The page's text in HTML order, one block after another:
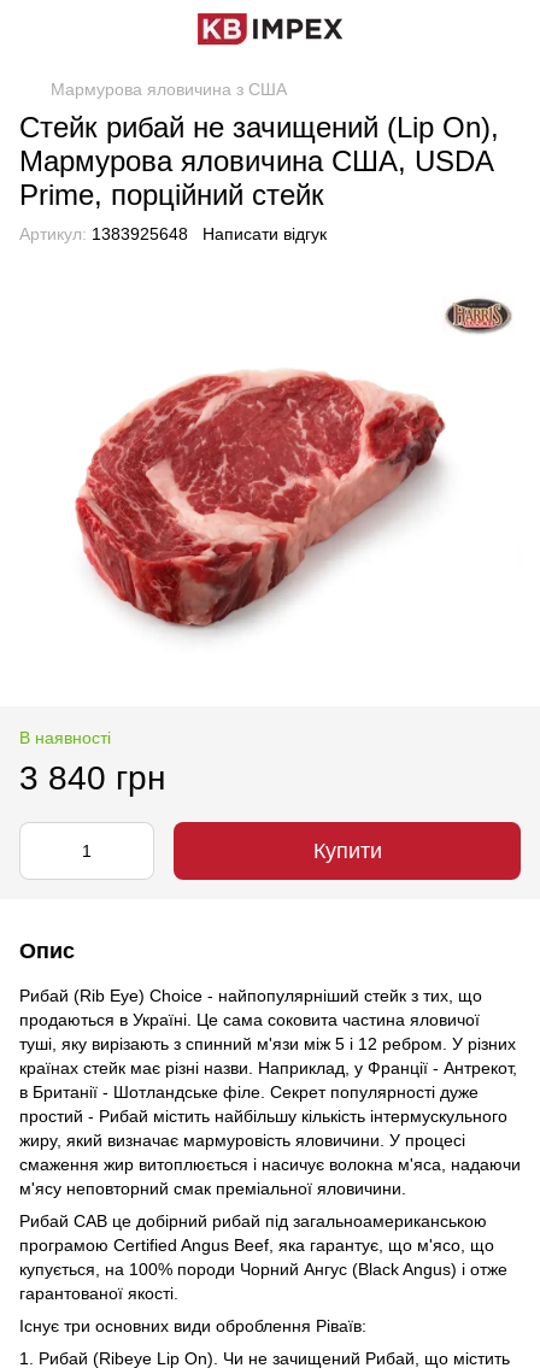
Мармурова яловичина з США
Стейк рибай не зачищений (Lip On),
Мармурова яловичина США, USDA
Prime, порційний стейк
Артикул: 1383925648 Написати відгук
В наявності
3 840 грн
Купити
Опис
Рибай (Rib Eye) Choice - найпопулярніший стейк з тих, що
продаються в Україні. Це сама соковита частина яловичої
туші, яку вирізають з спинний м'язи між 5 і 12 ребром. У різних
країнах стейк має різні назви. Наприклад, у Франції - Антрекот,
в Британії - Шотландське філе. Секрет популярності дуже
простий - Рибай містить найбільшу кількість інтермускульного
жиру, який визначає мармуровість яловичини. У процесі
смаження жир витоплюється і насичує волокна м'яса, надаючи
м'ясу неповторний смак преміальної яловичини.
Рибай CAB це добірний рибай під загальноамериканською
програмою Certified Angus Beef, яка гарантує, що м'ясо, що
купується, на 100% породи Чорний Ангус (Black Angus) і отже
гарантованої якості.
Існує три основних види оброблення Ріваїв:
1. Рибай (Ribeye Lip On). Чи не зачищений Рибай, що містить